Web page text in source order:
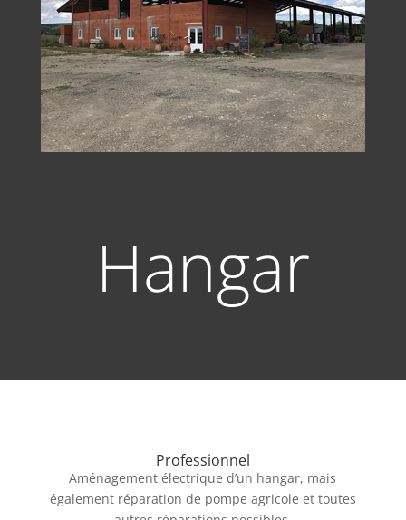
Hangar
Professionnel
Aménagement électrique d’un hangar, mais
également réparation de pompe agricole et toutes